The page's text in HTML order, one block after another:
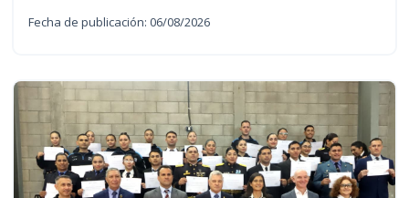
Fecha de publicación: 06/08/2026